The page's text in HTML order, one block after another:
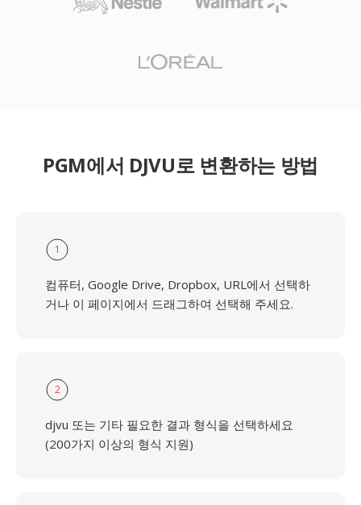
PGM에서 DJVU로 변환하는 방법
1
컴퓨터, Google Drive, Dropbox, URL에서 선택하
거나 이 페이지에서 드래그하여 선택해 주세요.
2
djvu 또는 기타 필요한 결과 형식을 선택하세요
(200가지 이상의 형식 지원)